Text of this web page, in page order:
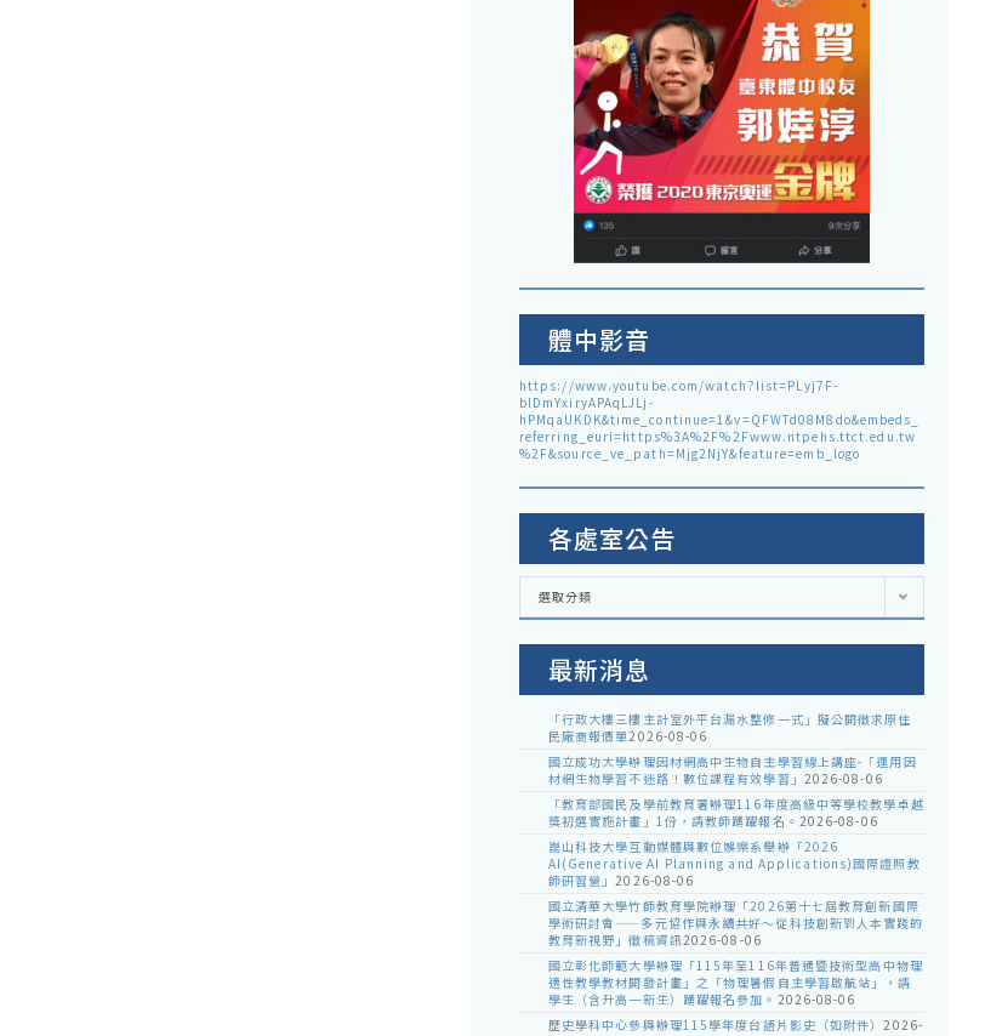
體中影音
https://www.youtube.com/watch?list=PLyj7F-
blDmYxiryAPAqLJLj-
hPMqaUKDK&time_continue=1&v=QFWTd08M8do&embeds_
referring_euri=https%3A%2F%2Fwww.ntpehs.ttct.edu.tw
%2F&source_ve_path=Mjg2NjY&feature=emb_logo
各處室公告
各
室
選取分類
最新消息
「行政大樓三樓主計室外平台漏水整修一式」擬公開徵求原住
民廠商報價單2026-08-06
國立成功大學辦理因材網高中生物自主學習線上講座-「運用因
材網生物學習不迷路！數位課程有效學習」 2026-08-06
「教育部國民及學前教育署辦理116年度高級中等學校教學卓越
獎初選實施計畫」1份，請教師踴躍報名。 2026-08-06
崑山科技大學互動媒體與數位娛樂系舉辦「2026
AI(Generative AI Planning and Applications)國際證照教
師研習營」2026-08-06
國立清華大學竹師教育學院辦理「2026第十七屆教育創新國際
學術研討會——多元協作與永續共好～從科技創新到人本實踐的
教育新視野」徵稿資訊2026-08-06
國立彰化師範大學辦理「115年至116年普通暨技術型高中物理
適性教學教材開發計畫」之「物理暑假自主學習啟航站」，請
學生（含升高一新生）踴躍報名參加。 2026-08-06
歷史學科中心參與辦理115學年度台語片影史（如附件）2026-